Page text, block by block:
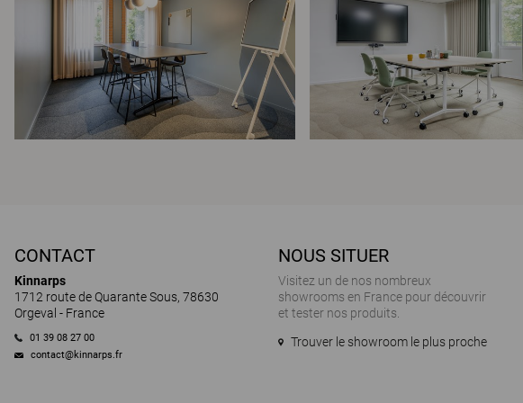
CONTACT
Kinnarps
1712 route de Quarante Sous, 78630
Orgeval - France
01 39 08 27 00
contact@kinnarps.fr
NOUS SITUER
Visitez un de nos nombreux
showrooms en France pour découvrir
et tester nos produits.
Trouver le showroom le plus proche